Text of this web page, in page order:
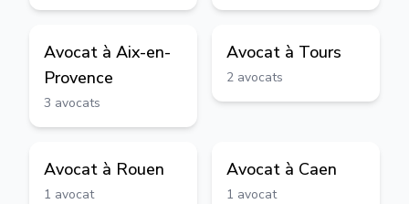
Avocat à Aix-en-
Provence
3 avocats
Avocat à Tours
2 avocats
Avocat à Rouen
1 avocat
Avocat à Caen
1 avocat